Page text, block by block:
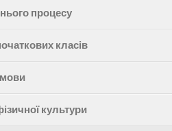
процесу
класів
культури